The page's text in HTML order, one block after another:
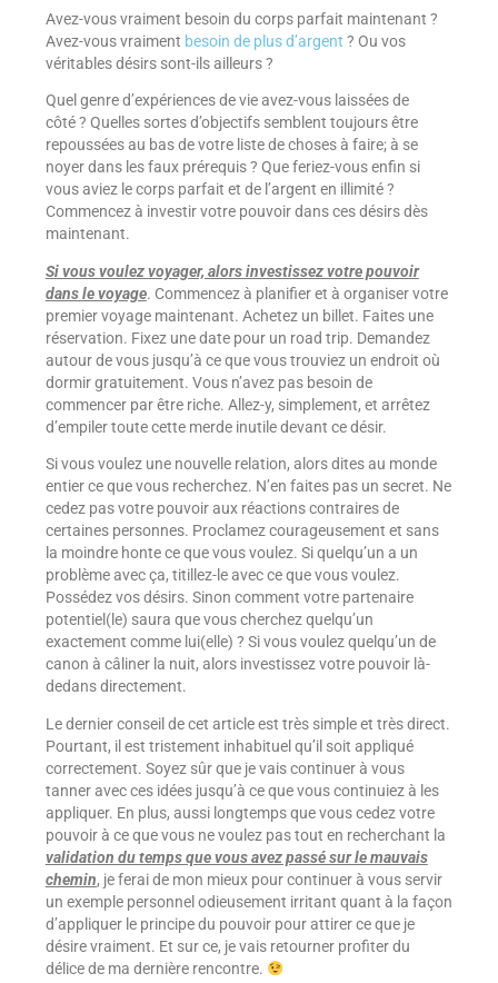
Avez-vous vraiment besoin du corps parfait maintenant ?
Avez-vous vraiment besoin de plus d’argent ? Ou vos
véritables désirs sont-ils ailleurs ?
Quel genre d’expériences de vie avez-vous laissées de
côté ? Quelles sortes d’objectifs semblent toujours être
repoussées au bas de votre liste de choses à faire; à se
noyer dans les faux prérequis ? Que feriez-vous enfin si
vous aviez le corps parfait et de l’argent en illimité ?
Commencez à investir votre pouvoir dans ces désirs dès
maintenant.
Si vous voulez voyager, alors investissez votre pouvoir
dans le voyage. Commencez à planifier et à organiser votre
premier voyage maintenant. Achetez un billet. Faites une
réservation. Fixez une date pour un road trip. Demandez
autour de vous jusqu’à ce que vous trouviez un endroit où
dormir gratuitement. Vous n’avez pas besoin de
commencer par être riche. Allez-y, simplement, et arrêtez
d’empiler toute cette merde inutile devant ce désir.
Si vous voulez une nouvelle relation, alors dites au monde
entier ce que vous recherchez. N’en faites pas un secret. Ne
cedez pas votre pouvoir aux réactions contraires de
certaines personnes. Proclamez courageusement et sans
la moindre honte ce que vous voulez. Si quelqu’un a un
problème avec ça, titillez-le avec ce que vous voulez.
Possédez vos désirs. Sinon comment votre partenaire
potentiel(le) saura que vous cherchez quelqu’un
exactement comme lui(elle) ? Si vous voulez quelqu’un de
canon à câliner la nuit, alors investissez votre pouvoir là-
dedans directement.
Le dernier conseil de cet article est très simple et très direct.
Pourtant, il est tristement inhabituel qu’il soit appliqué
correctement. Soyez sûr que je vais continuer à vous
tanner avec ces idées jusqu’à ce que vous continuiez à les
appliquer. En plus, aussi longtemps que vous cedez votre
pouvoir à ce que vous ne voulez pas tout en recherchant la
validation du temps que vous avez passé sur le mauvais
chemin, je ferai de mon mieux pour continuer à vous servir
un exemple personnel odieusement irritant quant à la façon
d’appliquer le principe du pouvoir pour attirer ce que je
désire vraiment. Et sur ce, je vais retourner profiter du
délice de ma dernière rencontre.